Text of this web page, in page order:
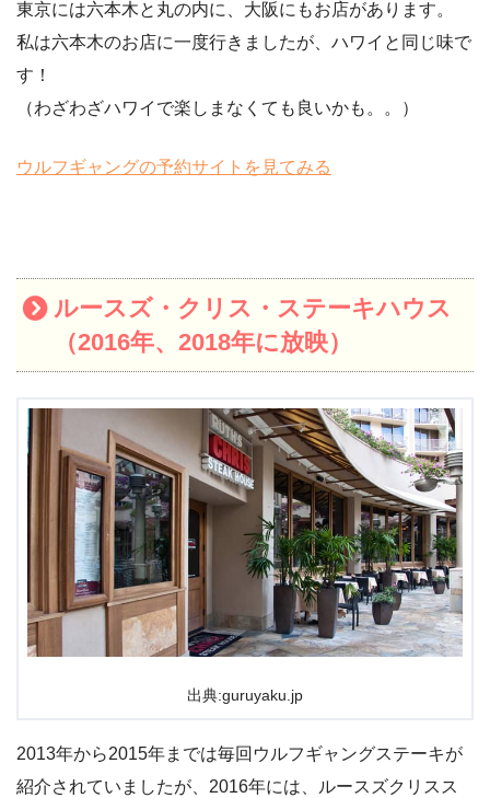
東京には六本木と丸の内に、大阪にもお店があります。
私は六本木のお店に一度行きましたが、ハワイと同じ味で
す！
（わざわざハワイで楽しまなくても良いかも。。）
ウルフギャングの予約サイトを見てみる
ルースズ・クリス・ステーキハウス
（2016年、2018年に放映）
出典:guruyaku.jp
2013年から2015年までは毎回ウルフギャングステーキが
紹介されていましたが、2016年には、ルースズクリスス